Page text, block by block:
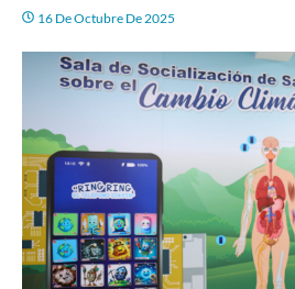
16 De Octubre De 2025